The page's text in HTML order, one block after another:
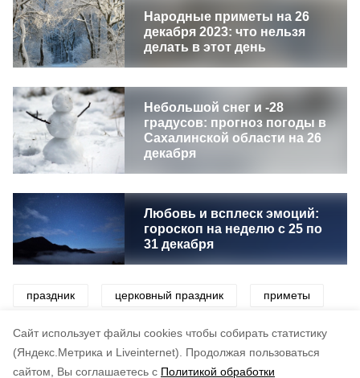
Cайт использует файлы cookies чтобы собирать статистику
(Яндекс.Метрика и Liveinternet).
Продолжая пользоваться
сайтом, Вы соглашаетесь с Политикой обработки
Народные приметы на 26
декабря 2023: что нельзя
делать в этот день
Небольшой снег и -28
градусов: прогноз погоды в
Сахалинской области на 26
декабря
Любовь и всплеск эмоций:
гороскоп на неделю с 25 по
31 декабря
праздник церковный праздник приметы
погода церковь